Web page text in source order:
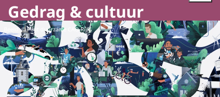
Gedrag & cultuur
Beeld: © Pilot duurzame CAO Rijk